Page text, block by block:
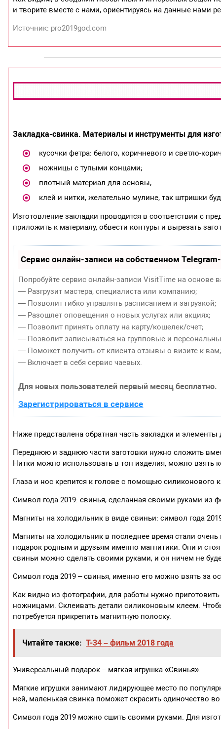
и творите вместе с нами, ориентируясь на данные нами
Источник: pro2019god.com
Закладка-свинка. Материалы и инструменты для
кусочки фетра: белого, коричневого и светло-
ножницы с тупыми концами;
плотный материал для основы;
клей и нитки, желательно мулине, так штришки
Изготовление закладки проводится в соответствии с
приложить к материалу, обвести контуры и вырезать
Сервис онлайн-записи на собственном
Попробуйте сервис онлайн-записи VisitTime на основе
— Разгрузит мастера, специалиста или компанию;
— Позволит гибко управлять расписанием и загрузкой;
— Разошлет оповещения о новых услугах или акциях;
— Позволит принять оплату на карту/кошелек/счет;
— Позволит записываться на групповые и
— Поможет получить от клиента отзывы о визите к вам;
— Включает в себя сервис чаевых.
Для новых пользователей первый месяц бесплатно.
Зарегистрироваться в сервисе
Ниже представлена обратная часть закладки и
Переднюю и заднюю части заготовки нужно сложить
Нитки можно использовать в тон изделия, можно взять
Глаза и нос крепится к голове с помощью силиконового
Символ года 2019: свинья, сделанная своими руками из
Магниты на холодильник в виде свиньи: символ года
Магниты на холодильник в последнее время стали
подарок родным и друзьям именно магнитики. Они и
свиньи можно сделать своими руками, и он ничем не
Символ года 2019 – свинья, именно его можно взять за
Как видно из фотографии, для работы нужно
ножницами. Склеивать детали силиконовым клеем.
потребуется прикрепить магнитную полоску.
Читайте также: Т-34 – фильм 2018 года
Универсальный подарок – мягкая игрушка «Свинья».
Мягкие игрушки занимают лидирующее место по
ней, маленькая свинка поможет скрасить одиночество
Символ года 2019 можно сшить своими руками. Для